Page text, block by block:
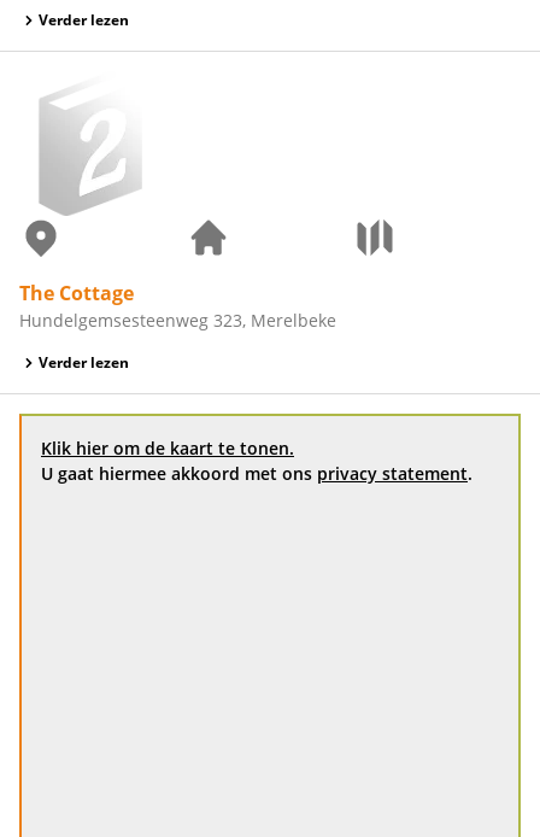
Verder lezen
The Cottage
Hundelgemsesteenweg 323, Merelbeke
Verder lezen
Klik hier om de kaart te tonen.
U gaat hiermee akkoord met ons privacy statement.